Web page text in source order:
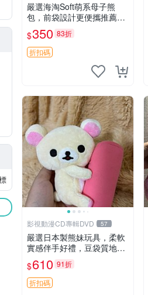
嚴選海淘Soft萌系母子熊
包，前袋設計更便攜推薦收
藏 母子熊 軟綿綿 包包
$350 83折
折扣碼
影視動漫CD專輯DVD 57
嚴選日本製熊妹玩具，柔軟
實感伴手好禮，豆袋質地手
感佳，抱枕小熊 recom 推薦
白色豆袋 玩具
$610 91折
折扣碼